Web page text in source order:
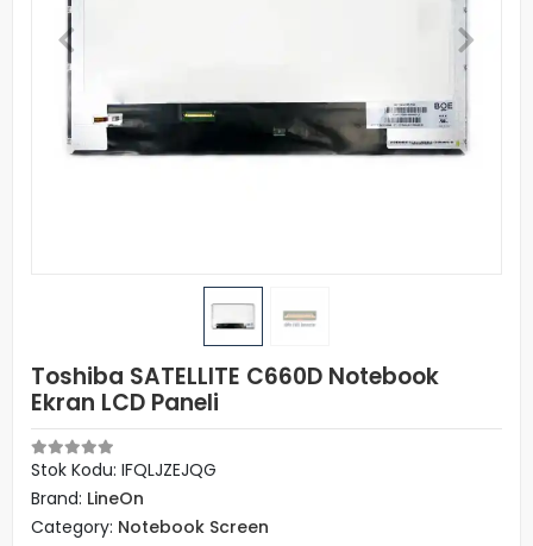
Toshiba SATELLITE C660D Notebook
Ekran LCD Paneli
Stok Kodu: IFQLJZEJQG
Brand: LineOn
Category: Notebook Screen